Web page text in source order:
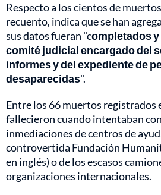
Respecto a los cientos de
recuento, indica que se han
sus datos fueran "completados
comité judicial encargado del
informes y del expediente de
desaparecidas".
Entre los 66 muertos registrados
fallecieron cuando intentaban
inmediaciones de centros de
controvertida Fundación
en inglés) o de los escasos
organizaciones internacionales.